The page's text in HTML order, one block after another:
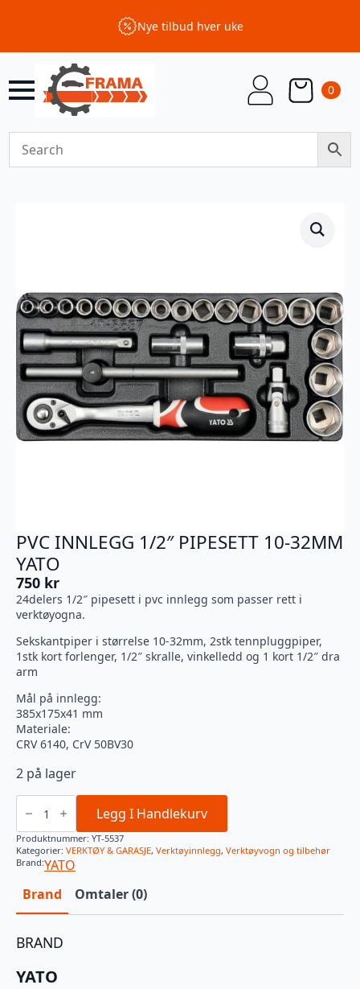
Nye tilbud hver uke
0
PVC INNLEGG 1/2″ PIPESETT 10-32MM
YATO
750 kr
24delers 1/2″ pipesett i pvc innlegg som passer rett i
verktøyogna.
Sekskantpiper i størrelse 10-32mm, 2stk tennpluggpiper,
1stk kort forlenger, 1/2″ skralle, vinkelledd og 1 kort 1/2″ dra
arm
Mål på innlegg:
385x175x41 mm
Materiale:
CRV 6140, CrV 50BV30
2 på lager
PVC
INNLEGG
PIPESETT
10-
32MM
YATO
Legg I Handlekurv
Produktnummer: YT-5537
Kategorier: VERKTØY & GARASJE, Verktøyinnlegg, Verktøyvogn og tilbehør
Brand:YATO
Brand
Omtaler (0)
BRAND
YATO